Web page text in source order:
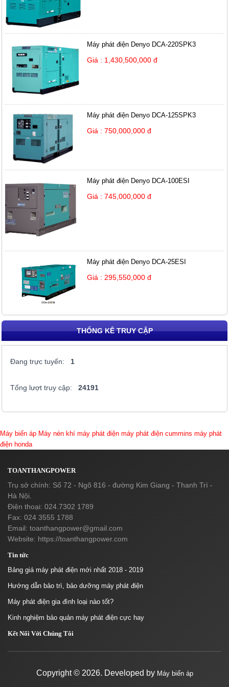
Máy phát điện Denyo DCA-220SPK3
Giá : 1,430,500,000 đ
Máy phát điện Denyo DCA-125SPK3
Giá : 750,000,000 đ
Máy phát điện Denyo DCA-100ESI
Giá : 745,000,000 đ
Máy phát điện Denyo DCA-25ESI
Giá : 295,550,000 đ
THỐNG KÊ TRUY CẬP
Đang trực tuyến: 1
Tổng lượt truy cập: 24191
Máy biến áp Máy nén khí máy phát điện máy phát điện cummins máy phát
điện honda
TOANTHANGPOWER
Trụ sở chính: Số 72 - Ngõ 816 - đường Kim Giang - Thanh Trì -
Hà Nội.
Điện thoại: 024.7302 1789
Fax: 024 3555 1788
Email: toanthangpower@gmail.com
Website: https://toanthangpower.com
Tin tức
Bảng giá máy phát điện mới nhất 2018 - 2019
Hướng dẫn bảo trì, bảo dưỡng máy phát điện
Máy phát điện gia đình loại nào tốt?
Kinh nghiệm bảo quản máy phát điện cực hay
Kết Nối Với Chúng Tôi
Copyright © 2026. Developed by Máy biến áp